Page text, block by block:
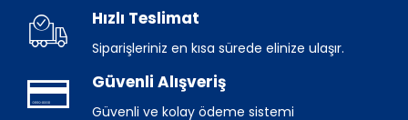
Hızlı Teslimat
Siparişleriniz en kısa sürede elinize ulaşır.
Güvenli Alışveriş
Güvenli ve kolay ödeme sistemi